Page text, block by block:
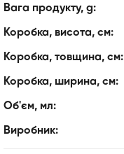
Вага продукту, g:
Коробка, висота, см:
Коробка, товщина, см:
Коробка, ширина, см:
Об'єм, мл:
Виробник: